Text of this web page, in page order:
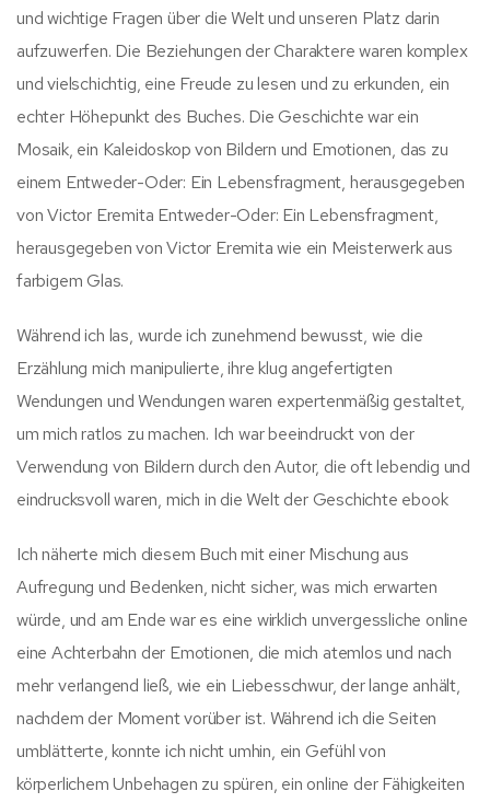
und wichtige Fragen über die Welt und unseren Platz darin
aufzuwerfen. Die Beziehungen der Charaktere waren komplex
und vielschichtig, eine Freude zu lesen und zu erkunden, ein
echter Höhepunkt des Buches. Die Geschichte war ein
Mosaik, ein Kaleidoskop von Bildern und Emotionen, das zu
einem Entweder-Oder: Ein Lebensfragment, herausgegeben
von Victor Eremita Entweder-Oder: Ein Lebensfragment,
herausgegeben von Victor Eremita wie ein Meisterwerk aus
farbigem Glas.
Während ich las, wurde ich zunehmend bewusst, wie die
Erzählung mich manipulierte, ihre klug angefertigten
Wendungen und Wendungen waren expertenmäßig gestaltet,
um mich ratlos zu machen. Ich war beeindruckt von der
Verwendung von Bildern durch den Autor, die oft lebendig und
eindrucksvoll waren, mich in die Welt der Geschichte ebook
Ich näherte mich diesem Buch mit einer Mischung aus
Aufregung und Bedenken, nicht sicher, was mich erwarten
würde, und am Ende war es eine wirklich unvergessliche online
eine Achterbahn der Emotionen, die mich atemlos und nach
mehr verlangend ließ, wie ein Liebesschwur, der lange anhält,
nachdem der Moment vorüber ist. Während ich die Seiten
umblätterte, konnte ich nicht umhin, ein Gefühl von
körperlichem Unbehagen zu spüren, ein online der Fähigkeiten